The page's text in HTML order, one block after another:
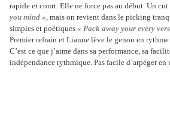
rapide et court. Elle ne force pas au début. Un
you mind », mais on revient dans le picking
simples et poétiques « Pack away your every
Premier refrain et Lianne lève le genou en
C’est ce que j’aime dans sa performance, sa
indépendance rythmique. Pas facile d’arpéger en